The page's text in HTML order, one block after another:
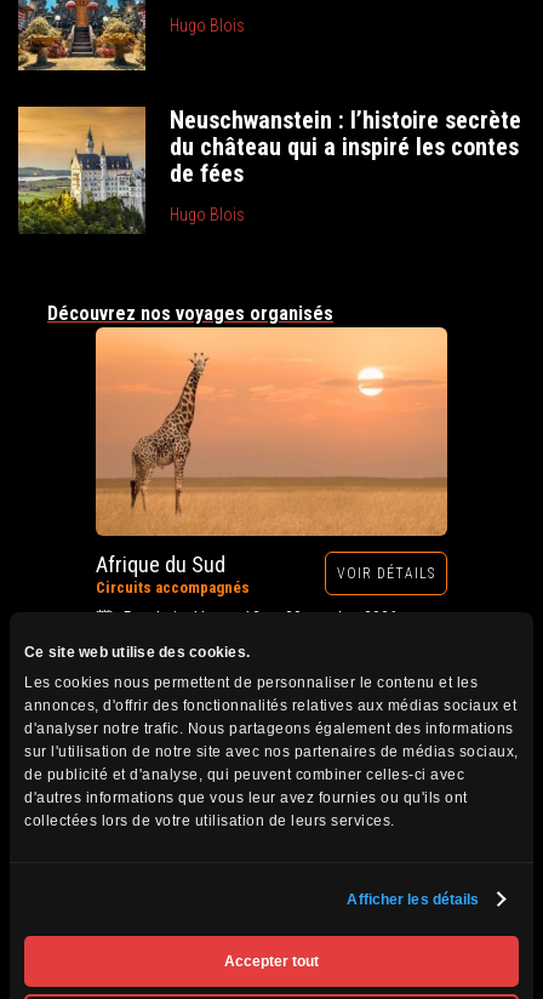
Ce site web utilise des cookies.
Les cookies nous permettent de personnaliser le contenu et les
annonces, d'offrir des fonctionnalités relatives aux médias sociaux et
d'analyser notre trafic. Nous partageons également des informations
sur l'utilisation de notre site avec nos partenaires de médias sociaux,
de publicité et d'analyse, qui peuvent combiner celles-ci avec
d'autres informations que vous leur avez fournies ou qu'ils ont
collectées lors de votre utilisation de leurs services.
Afficher les détails
Accepter tout
Hugo Blois
Neuschwanstein : l’histoire secrète
du château qui a inspiré les contes
de fées
Hugo Blois
Découvrez nos voyages organisés
Afrique du Sud
Circuits accompagnés
VOIR DÉTAILS
Prochain départ : 12 au 28 octobre 2026